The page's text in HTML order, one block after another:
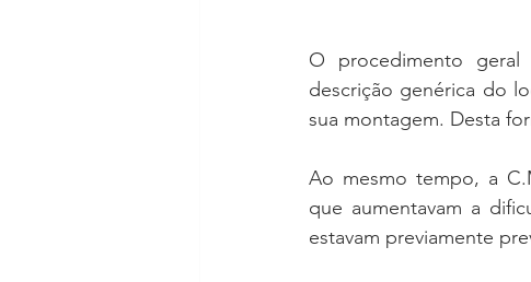
O procedimento geral
descrição genérica do
sua montagem. Desta
Ao mesmo tempo, a
que aumentavam a
estavam previamente